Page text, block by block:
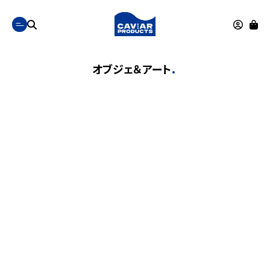
オブジェ＆アート